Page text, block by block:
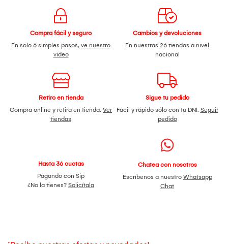
Compra fácil y seguro
En solo 6 simples pasos, ve nuestro
video
Cambios y devoluciones
En nuestras 26 tiendas a nivel
nacional
Retiro en tienda
Compra online y retira en tienda. Ver
tiendas
Sigue tu pedido
Fácil y rápido sólo con tu DNI. Seguir
pedido
Hasta 36 cuotas
Pagando con Sip
¿No la tienes? Solicítala
Chatea con nosotros
Escríbenos a nuestro Whatsapp
Chat